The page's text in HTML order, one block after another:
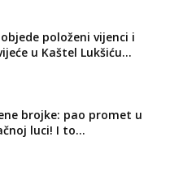
položeni vijenci i
u Kaštel Lukšiću...
brojke: pao promet u
luci! I to...